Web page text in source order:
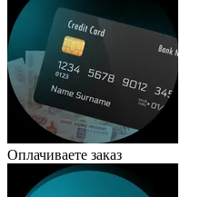
Оплачиваете заказ